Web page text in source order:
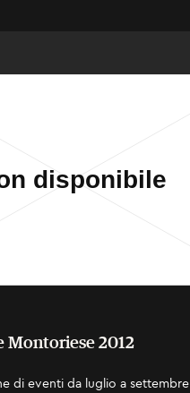
Montoriese 2012
di eventi da luglio a settembre